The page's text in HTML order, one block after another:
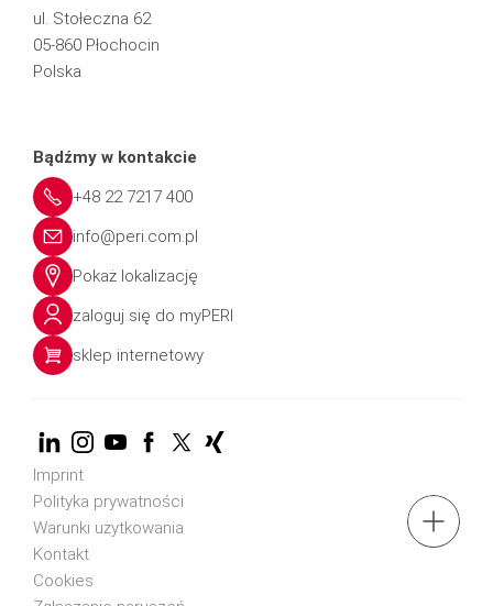
tel.: + 4822 7217 400
ul. Stołeczna 62
05-860 Płochocin
Polska
Bądźmy w kontakcie
+48 22 7217 400
info@peri.com.pl
Pokaż lokalizację
zaloguj się do myPERI
sklep internetowy
Imprint
Polityka prywatności
Warunki użytkowania
Kontakt
Cookies